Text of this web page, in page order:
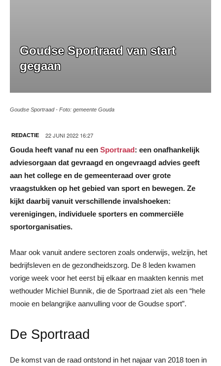
Goudse Sportraad van start
gegaan
Goudse Sportraad - Foto: gemeente Gouda
REDACTIE 22 JUNI 2022 16:27
Gouda heeft vanaf nu een Sportraad: een onafhankelijk
adviesorgaan dat gevraagd en ongevraagd advies geeft
aan het college en de gemeenteraad over grote
vraagstukken op het gebied van sport en bewegen. Ze
kijkt daarbij vanuit verschillende invalshoeken:
verenigingen, individuele sporters en commerciële
sportorganisaties.
Maar ook vanuit andere sectoren zoals onderwijs, welzijn, het
bedrijfsleven en de gezondheidszorg. De 8 leden kwamen
vorige week voor het eerst bij elkaar en maakten kennis met
wethouder Michiel Bunnik, die de Sportraad ziet als een “hele
mooie en belangrijke aanvulling voor de Goudse sport”.
De Sportraad
De komst van de raad ontstond in het najaar van 2018 toen in